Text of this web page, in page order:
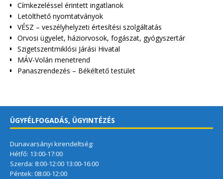
Címkezeléssel érintett ingatlanok
Letölthető nyomtatványok
VÉSZ – veszélyhelyzeti értesítési szolgáltatás
Orvosi ügyelet, háziorvosok, fogászat, gyógyszertár
Szigetszentmiklósi Járási Hivatal
MÁV-Volán menetrend
Panaszrendezés – Békéltető testület
ÜGYFÉLFOGADÁS, ÜGYINTÉZÉS
Dunavarsányi kirendeltség:
Hétfő: 13:00-17:00
Szerda: 8:00-12:00 13:00-16:00
Péntek: 08:00-12:00